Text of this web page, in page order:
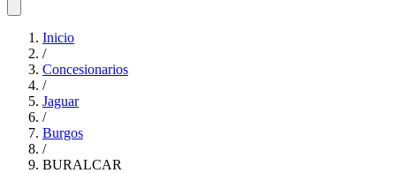
Inicio
/
Concesionarios
/
Jaguar
/
Burgos
/
BURALCAR